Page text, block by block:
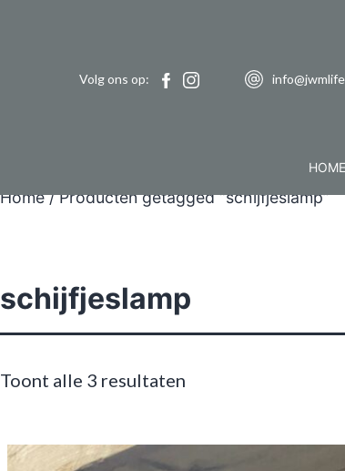
Volg ons op:
HOME
Home/ Producten getagged “schijfjeslamp”
schijfjeslamp
Toont alle 3 resultaten